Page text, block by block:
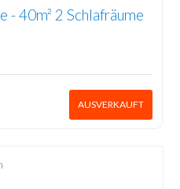
- 40m² 2 Schlafräume
AUSVERKAUFT